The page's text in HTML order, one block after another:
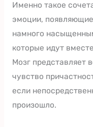
Именно такое
эмоции,
намного
которые идут
Мозг представляет
чувство
если
произошло.